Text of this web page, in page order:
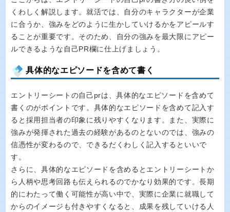
くわしく解説します。就活では、自分のキャラクターが企業
に合うか、強みをどのように生かしていけるかをアピールす
ることが重要です。そのため、自分の強みを最大限にアピー
ルできるような自己PR欄に仕上げましょう。
具体的なエピソードを含めて書く
エントリーシートの自己prは、具体的なエピソードを含めて
書くのがポイントです。具体的なエピソードを含めて記入す
ると採用担当者の印象に残りやすくなります。また、実際に
強みが発揮された過去の経験があるのとないのでは、強みの
信憑性が変わるので、できるだくわしく記入するといいで
す。
さらに、具体的なエピソードを含めるとエントリーシートか
ら人柄や思考回路も伝えられるのでかなり効果的です。長期
的にわたって働く可能性が高い中で、実際に企業に就職して
からのイメージも付きやすくなると、成果を残していける人